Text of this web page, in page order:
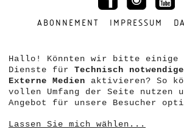
ABONNEMENT IMPRESSUM
Hallo! Könnten wir bitte einige
Dienste für Technisch
Externe Medien aktivieren? So
vollen Umfang der Seite nutzen
Angebot für unsere Besucher
Lassen Sie mich wählen ...